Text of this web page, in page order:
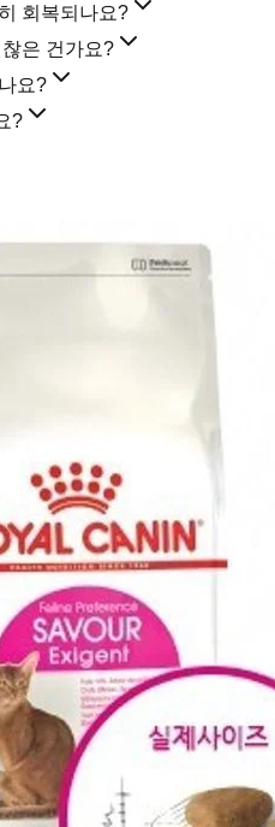
회복되나요?
은 건가요?
요?
?